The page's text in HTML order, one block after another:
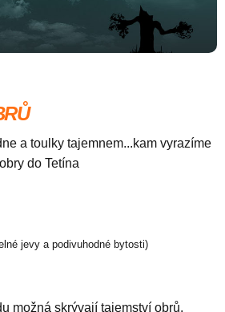
a toulky tajemnem...kam vyrazíme
do Tetína
jevy a podivuhodné bytosti)
možná skrývají tajemství obrů.